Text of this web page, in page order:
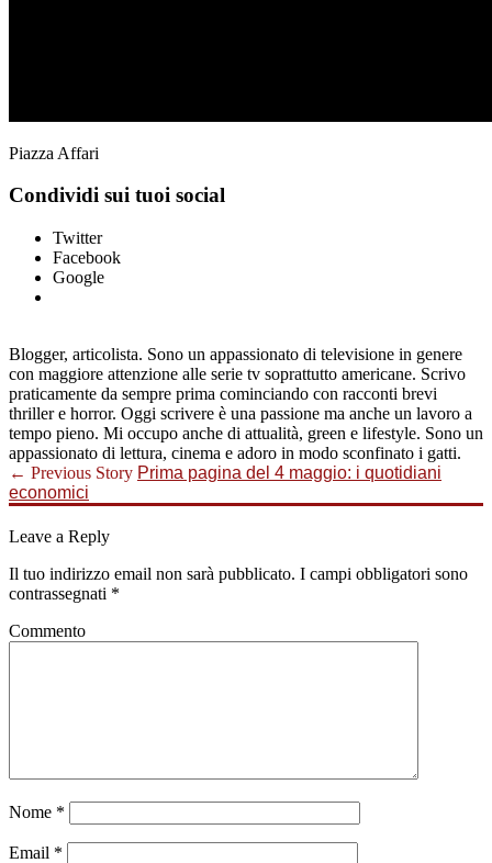
Piazza Affari
Condividi sui tuoi social
Twitter
Facebook
Google
Blogger, articolista. Sono un appassionato di televisione in genere
con maggiore attenzione alle serie tv soprattutto americane. Scrivo
praticamente da sempre prima cominciando con racconti brevi
thriller e horror. Oggi scrivere è una passione ma anche un lavoro a
tempo pieno. Mi occupo anche di attualità, green e lifestyle. Sono un
appassionato di lettura, cinema e adoro in modo sconfinato i gatti.
← Previous Story Prima pagina del 4 maggio: i quotidiani
economici
Leave a Reply
Il tuo indirizzo email non sarà pubblicato. I campi obbligatori sono
contrassegnati *
Commento
Nome *
Email *